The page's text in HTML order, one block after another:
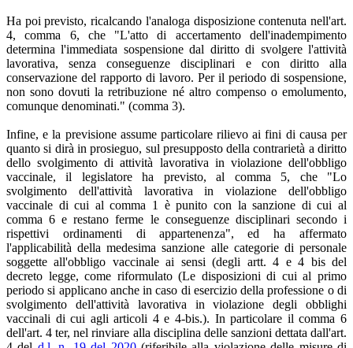
Ha poi previsto, ricalcando l'analoga disposizione contenuta nell'art.
4, comma 6, che "L'atto di accertamento dell'inadempimento
determina l'immediata sospensione dal diritto di svolgere l'attività
lavorativa, senza conseguenze disciplinari e con diritto alla
conservazione del rapporto di lavoro. Per il periodo di sospensione,
non sono dovuti la retribuzione né altro compenso o emolumento,
comunque denominati." (comma 3).
Infine, e la previsione assume particolare rilievo ai fini di causa per
quanto si dirà in prosieguo, sul presupposto della contrarietà a diritto
dello svolgimento di attività lavorativa in violazione dell'obbligo
vaccinale, il legislatore ha previsto, al comma 5, che "Lo
svolgimento dell'attività lavorativa in violazione dell'obbligo
vaccinale di cui al comma 1 è punito con la sanzione di cui al
comma 6 e restano ferme le conseguenze disciplinari secondo i
rispettivi ordinamenti di appartenenza", ed ha affermato
l'applicabilità della medesima sanzione alle categorie di personale
soggette all'obbligo vaccinale ai sensi (degli artt. 4 e 4 bis del
decreto legge, come riformulato (Le disposizioni di cui al primo
periodo si applicano anche in caso di esercizio della professione o di
svolgimento dell'attività lavorativa in violazione degli obblighi
vaccinali di cui agli articoli 4 e 4-bis.). In particolare il comma 6
dell'art. 4 ter, nel rinviare alla disciplina delle sanzioni dettata dall'art.